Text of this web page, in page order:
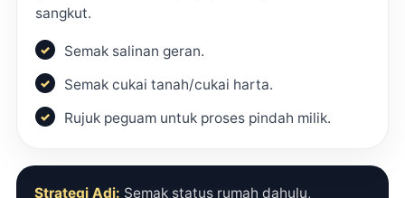
sangkut.
Semak salinan geran.
Semak cukai tanah/cukai harta.
Rujuk peguam untuk proses pindah milik.
Strategi Adi: Semak status rumah dahulu,